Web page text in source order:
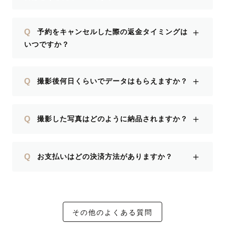
Q
予約をキャンセルした際の返金タイミングは
いつですか？
＋
Q 撮影後何日くらいでデータはもらえますか？ ＋
Q 撮影した写真はどのように納品されますか？ ＋
Q お支払いはどの決済方法がありますか？ ＋
その他のよくある質問